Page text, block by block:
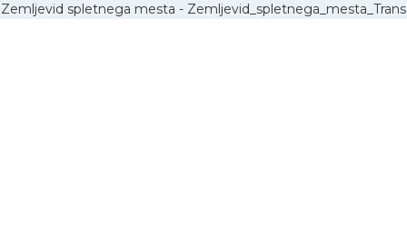
Zemljevid spletnega mesta - Zemljevid_spletnega_mesta_Trans